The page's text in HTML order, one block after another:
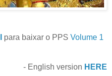
para baixar o PPS Volume 1
- English version HERE